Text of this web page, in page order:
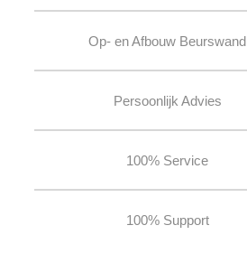
Op- en Afbouw Beurswand
Persoonlijk Advies
100% Service
100% Support